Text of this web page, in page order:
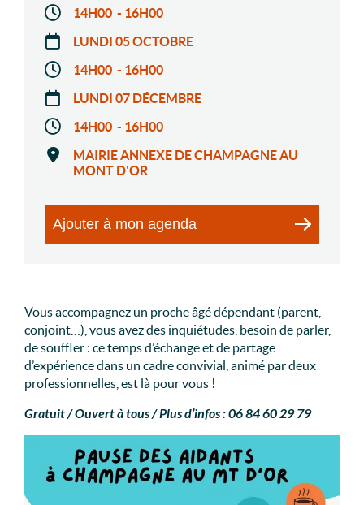
14H00 - 16H00
LUNDI 05 OCTOBRE
14H00 - 16H00
LUNDI 07 DÉCEMBRE
14H00 - 16H00
MAIRIE ANNEXE DE CHAMPAGNE AU
MONT D'OR
Ajouter à mon agenda
Vous accompagnez un proche âgé dépendant (parent,
conjoint…), vous avez des inquiétudes, besoin de parler,
de souffler : ce temps d’échange et de partage
d’expérience dans un cadre convivial, animé par deux
professionnelles, est là pour vous !
Gratuit / Ouvert à tous / Plus d’infos : 06 84 60 29 79